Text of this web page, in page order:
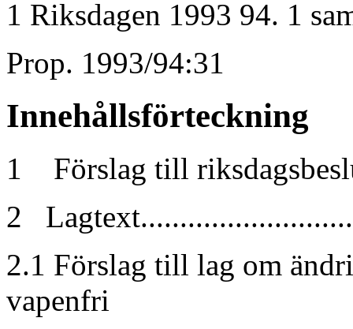
1 Riksdagen 1993 94. 1
Prop. 1993/94:31
Innehållsförteckning
1 Förslag till
2
2.1 Förslag till lag om
vapenfri